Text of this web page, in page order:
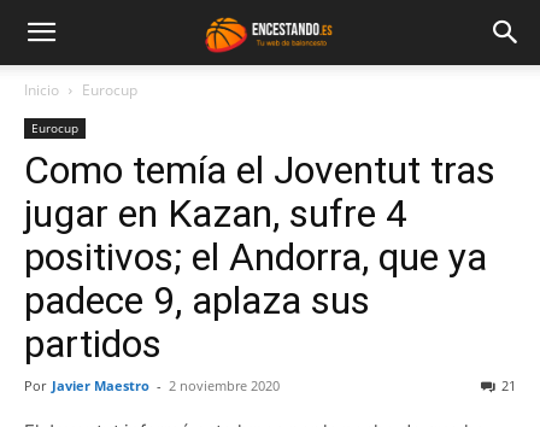
Inicio Eurocup
Eurocup
Como temía el Joventut tras
jugar en Kazan, sufre 4
positivos; el Andorra, que ya
padece 9, aplaza sus
partidos
Por Javier Maestro - 2 noviembre 2020 21